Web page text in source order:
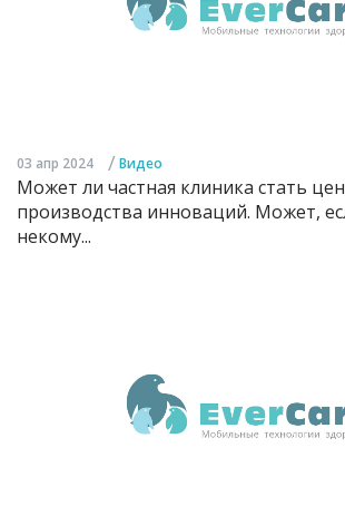
03 апр 2024 / Видео
Может ли частная клиника стать
производства инноваций. Может,
некому...